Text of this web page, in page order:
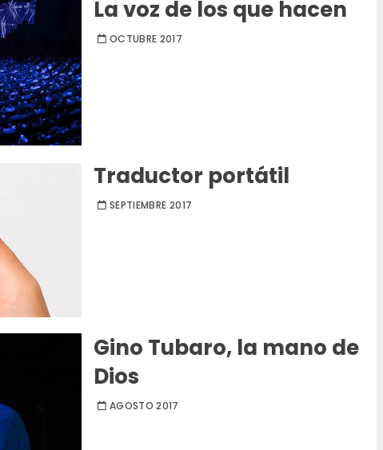
La voz de los que hacen
OCTUBRE 2017
Traductor portátil
SEPTIEMBRE 2017
Gino Tubaro, la mano de
Dios
AGOSTO 2017